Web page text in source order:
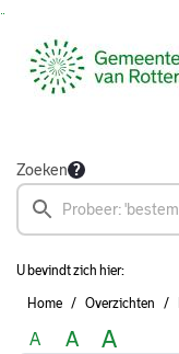
Zoeken
U bevindt zich hier:
Home Overzichten
A A A